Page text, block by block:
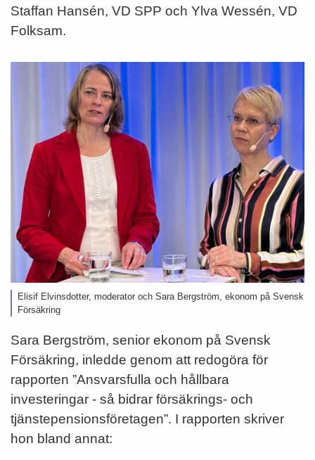
Staffan Hansén, VD SPP och Ylva Wessén, VD
Folksam.
Elisif Elvinsdotter, moderator och Sara Bergström, ekonom på Svensk
Försäkring
Sara Bergström, senior ekonom på Svensk
Försäkring, inledde genom att redogöra för
rapporten ”Ansvarsfulla och hållbara
investeringar - så bidrar försäkrings- och
tjänstepensionsföretagen”. I rapporten skriver
hon bland annat: